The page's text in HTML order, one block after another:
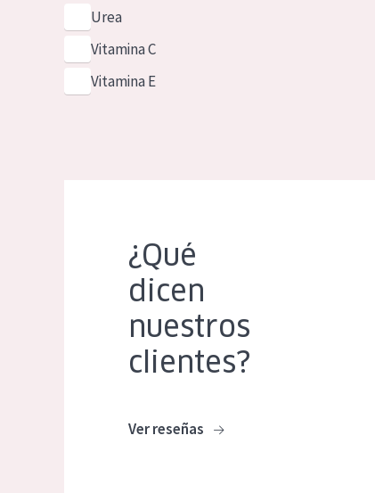
Urea
Vitamina C
Vitamina E
¿Qué
dicen
nuestros
clientes?
Ver reseñas